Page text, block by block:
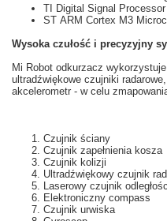
TI Digital Signal Processor
ST ARM Cortex M3
Wysoka czułość i precyzyjny
Mi Robot odkurzacz wykorzystuje
ultradźwiękowe czujniki radarowe
akcelerometr - w celu
Czujnik ściany
Czujnik zapełnienia kosza
Czujnik kolizji
Ultradźwiękowy czujnik
Laserowy czujnik
Elektroniczny compass
Czujnik urwiska